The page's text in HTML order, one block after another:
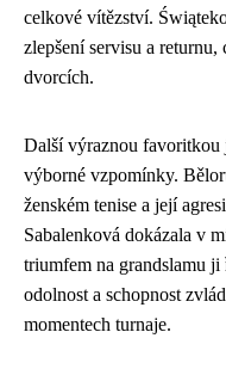
celkové vítězství.
zlepšení servisu a
dvorcích.
Další výraznou
výborné vzpomínky.
ženském tenise a její
Sabalenková dokázala v
triumfem na grandslamu
odolnost a schopnost
momentech turnaje.